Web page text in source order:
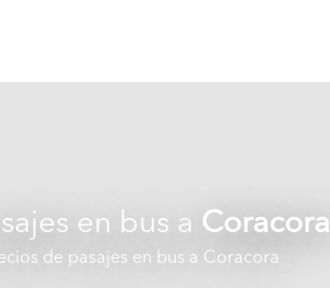
en bus a Coracora
de pasajes en bus a Coracora